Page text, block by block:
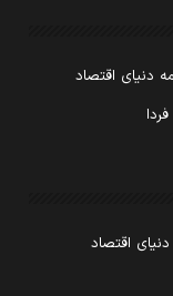
دنیای اقتصاد
اقتصاد